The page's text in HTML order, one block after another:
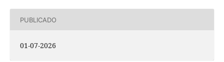
PUBLICADO
01-07-2026